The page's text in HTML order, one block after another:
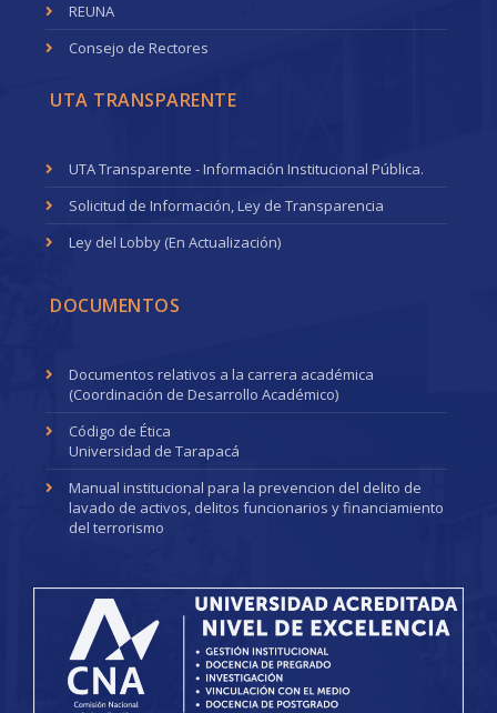
REUNA
Consejo de Rectores
UTA TRANSPARENTE
UTA Transparente - Información Institucional Pública.
Solicitud de Información, Ley de Transparencia
Ley del Lobby (En Actualización)
DOCUMENTOS
Documentos relativos a la carrera académica
(Coordinación de Desarrollo Académico)
Código de Ética
Universidad de Tarapacá
Manual institucional para la prevencion del delito de
lavado de activos, delitos funcionarios y financiamiento
del terrorismo